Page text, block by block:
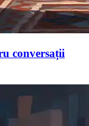
conversații